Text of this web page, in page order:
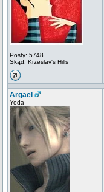
Posty: 5748
Skąd: Krzeslav's Hills
Argael
Yoda